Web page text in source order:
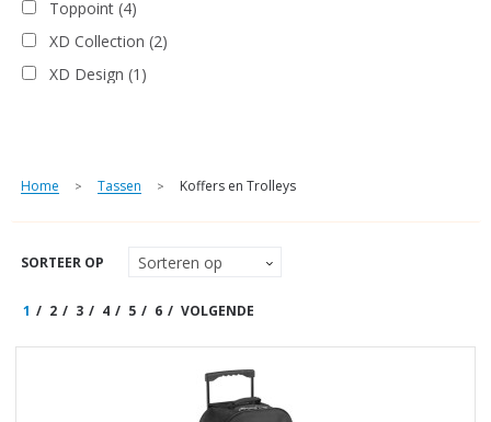
Toppoint (4)
XD Collection (2)
XD Design (1)
Home > Tassen > Koffers en Trolleys
SORTEER OP
1 2 3 4 5 6 VOLGENDE